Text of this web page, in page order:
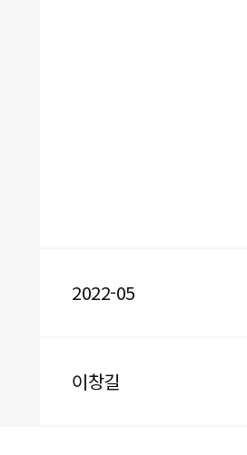
2022-05
이창길